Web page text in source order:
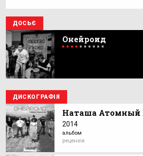
ДОСЬЄ
Онейроид
ДИСКОГРАФІЯ
Наташа Атомный
2014
альбом
рецензія